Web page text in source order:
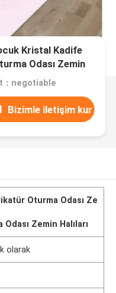
Kristal Kadife
Odası Zemin
：negotiable
Bizimle iletişim kur
Oturma Odası Ze
Zemin Halıları
olarak